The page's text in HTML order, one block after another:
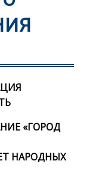
«ГОРОД
НАРОДНЫХ